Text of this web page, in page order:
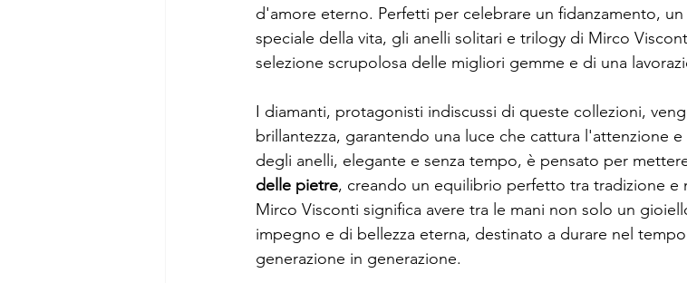
d'amore eterno. Perfetti per celebrare un fidanzamento,
speciale della vita, gli anelli solitari e trilogy di Mirco
selezione scrupolosa delle migliori gemme e di una
I diamanti, protagonisti indiscussi di queste collezioni,
brillantezza, garantendo una luce che cattura l'attenzione
degli anelli, elegante e senza tempo, è pensato per
delle pietre, creando un equilibrio perfetto tra tradizione e
Mirco Visconti significa avere tra le mani non solo un
impegno e di bellezza eterna, destinato a durare nel
generazione in generazione.